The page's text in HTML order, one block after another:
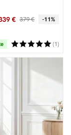
€ 379 € -11%
(1)